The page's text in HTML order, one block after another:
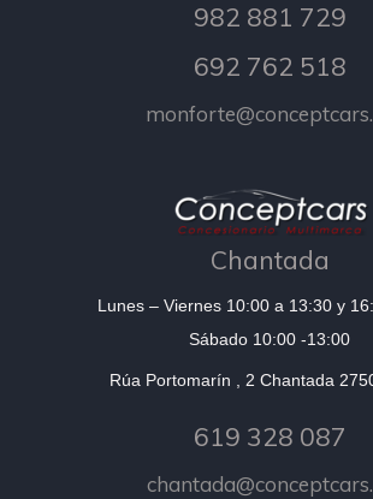
982 881 729
692 762 518
Chantada
Lunes – Viernes 10:00 a 13:30 y
Sábado 10:00 -13:00
Rúa Portomarín , 2 Chantada
619 328 087